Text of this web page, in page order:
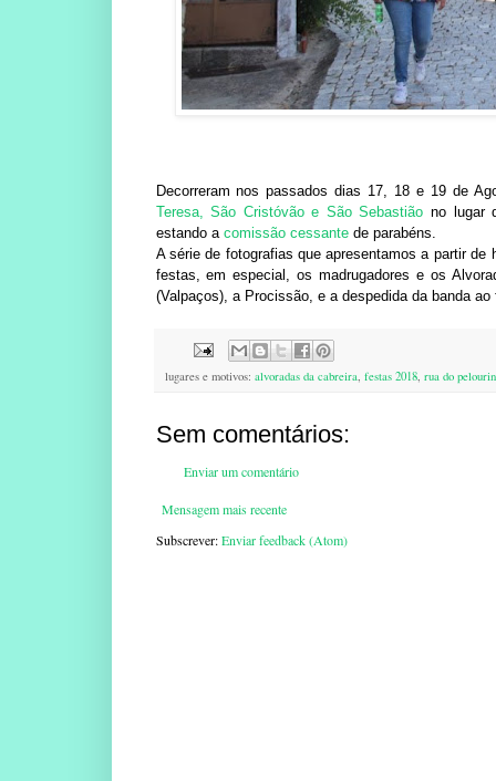
Decorreram nos passados dias 17, 18 e 19 de
Teresa, São Cristóvão e São Sebastião no lugar
estando a comissão cessantede parabéns.
A série de fotografias que apresentamos a partir
festas, em especial, os madrugadores e os
(Valpaços), a Procissão, e a despedida da banda
lugares e motivos: alvoradas da cabreira, festas 2018, rua do
Sem comentários:
Enviar um comentário
Mensagem mais recente
Subscrever:Enviar feedback (Atom)